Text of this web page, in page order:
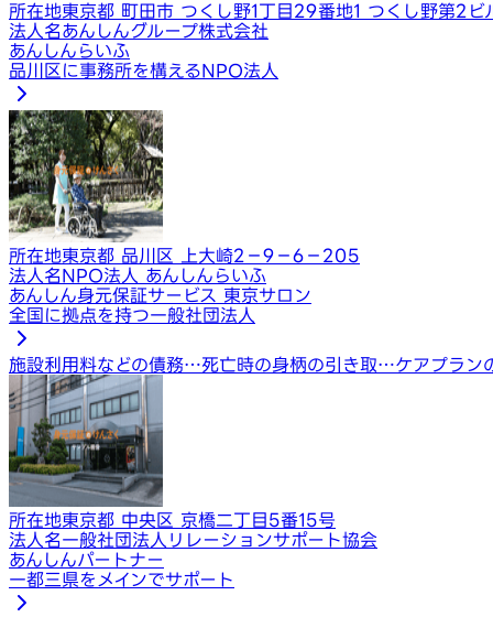
所在地東京都 町田市 つくし野1丁目29番地1 つくし野第2ビ
法人名あんしんグループ株式会社
あんしんらいふ
品川区に事務所を構えるNPO法人
所在地東京都 品川区 上大崎2−9−6−205
法人名NPO法人 あんしんらいふ
あんしん身元保証サービス 東京サロン
全国に拠点を持つ一般社団法人
施設利用料などの債務…死亡時の身柄の引き取…ケアプラン
所在地東京都 中央区 京橋二丁目5番15号
法人名一般社団法人リレーションサポート協会
あんしんパートナー
一都三県をメインでサポート